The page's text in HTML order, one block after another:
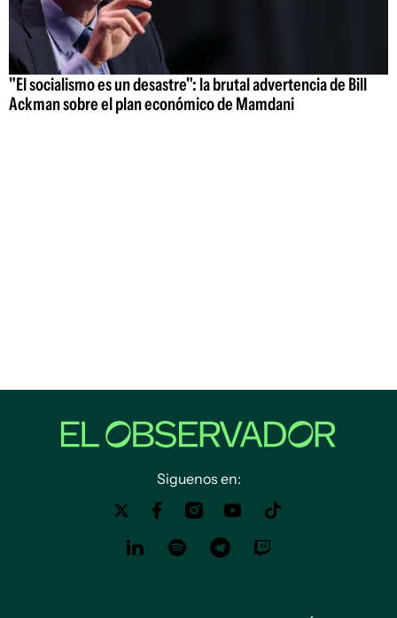
"El socialismo es un desastre": la brutal advertencia de Bill
Ackman sobre el plan económico de Mamdani
Siguenos en: